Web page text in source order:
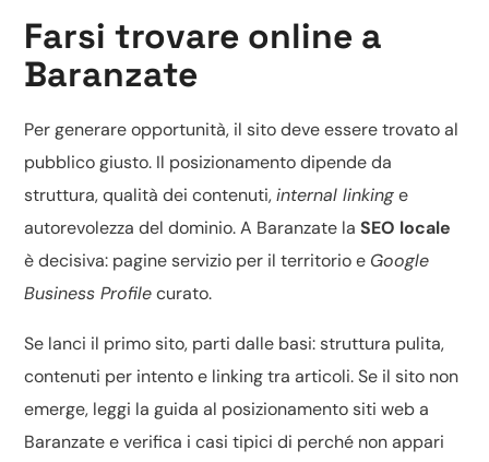
Farsi trovare online a
Baranzate
Per generare opportunità, il sito deve essere trovato al
pubblico giusto. Il posizionamento dipende da
struttura, qualità dei contenuti,internal linkinge
autorevolezza del dominio. A Baranzate laSEO locale
è decisiva: pagine servizio per il territorio e Google
Business Profilecurato.
Se lanci il primo sito, parti dalle basi: struttura pulita,
contenuti per intento e linking tra articoli. Se il sito non
emerge, leggi la guida al posizionamento siti web a
Baranzatee verifica i casi tipici di perché non appari